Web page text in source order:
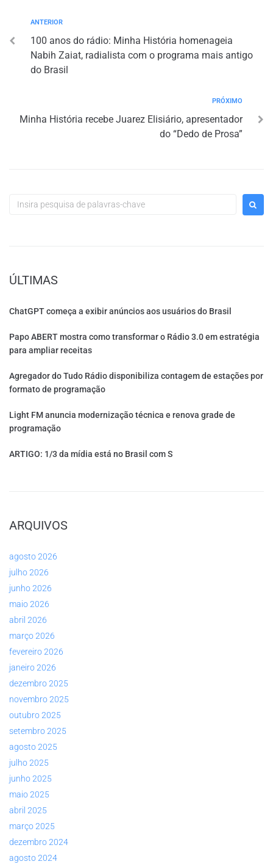
ANTERIOR
100 anos do rádio: Minha História homenageia
Nabih Zaiat, radialista com o programa mais antigo
do Brasil
PRÓXIMO
Minha História recebe Juarez Elisiário, apresentador
do “Dedo de Prosa”
ÚLTIMAS
ChatGPT começa a exibir anúncios aos usuários do Brasil
Papo ABERT mostra como transformar o Rádio 3.0 em estratégia
para ampliar receitas
Agregador do Tudo Rádio disponibiliza contagem de estações por
formato de programação
Light FM anuncia modernização técnica e renova grade de
programação
ARTIGO: 1/3 da mídia está no Brasil com S
ARQUIVOS
agosto 2026
julho 2026
junho 2026
maio 2026
abril 2026
março 2026
fevereiro 2026
janeiro 2026
dezembro 2025
novembro 2025
outubro 2025
setembro 2025
agosto 2025
julho 2025
junho 2025
maio 2025
abril 2025
março 2025
dezembro 2024
agosto 2024